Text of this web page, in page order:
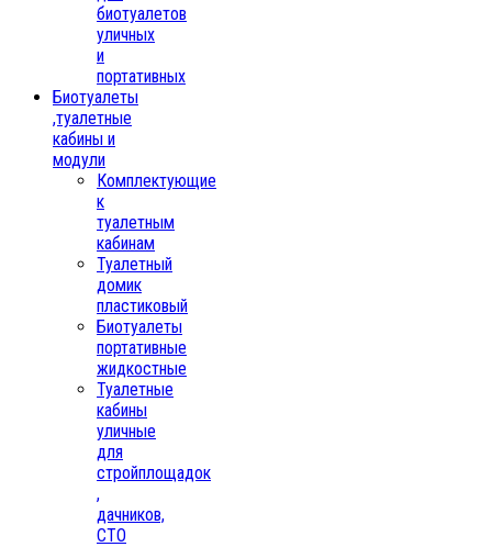
биотуалетов
уличных
и
портативных
Биотуалеты
,туалетные
кабины и
модули
Комплектующие
к
туалетным
кабинам
Туалетный
домик
пластиковый
Биотуалеты
портативные
жидкостные
Туалетные
кабины
уличные
для
стройплощадок
,
дачников,
СТО